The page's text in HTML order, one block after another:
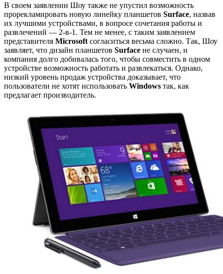
В своем заявлении Шоу также не упустил возможность
прорекламировать новую линейку планшетов Surface, назвав
их лучшими устройствами, в вопросе сочетания работы и
развлечений — 2-в-1. Тем не менее, с таким заявлением
представителя Microsoft согласиться весьма сложно. Так, Шоу
заявляет, что дизайн планшетов Surface не случаен, и
компания долго добивалась того, чтобы совместить в одном
устройстве возможность работать и развлекаться. Однако,
низкий уровень продаж устройства доказывает, что
пользователи не хотят использовать Windows так, как
предлагает производитель.